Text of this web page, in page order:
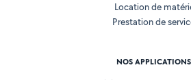
Location de
Prestation de
NOS APPLICATIONS